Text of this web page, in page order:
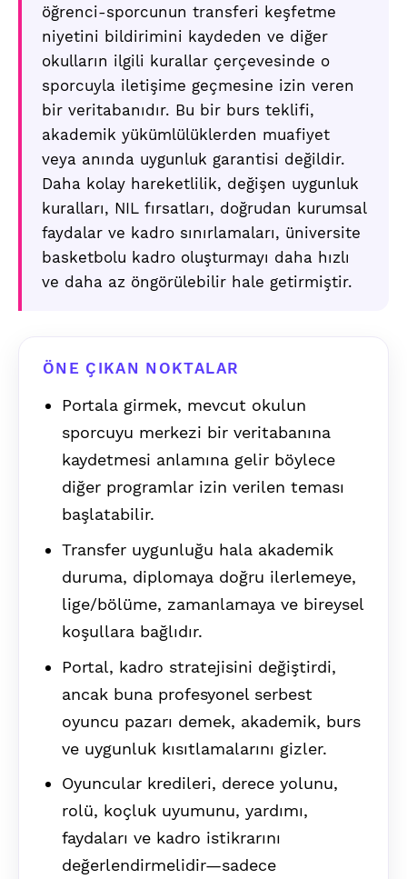
öğrenci-sporcunun transferi keşfetme
niyetini bildirimini kaydeden ve diğer
okulların ilgili kurallar çerçevesinde o
sporcuyla iletişime geçmesine izin veren
bir veritabanıdır. Bu bir burs teklifi,
akademik yükümlülüklerden muafiyet
veya anında uygunluk garantisi değildir.
Daha kolay hareketlilik, değişen uygunluk
kuralları, NIL fırsatları, doğrudan kurumsal
faydalar ve kadro sınırlamaları, üniversite
basketbolu kadro oluşturmayı daha hızlı
ve daha az öngörülebilir hale getirmiştir.
ÖNE ÇIKAN NOKTALAR
Portala girmek, mevcut okulun
sporcuyu merkezi bir veritabanına
kaydetmesi anlamına gelir böylece
diğer programlar izin verilen teması
başlatabilir.
Transfer uygunluğu hala akademik
duruma, diplomaya doğru ilerlemeye,
lige/bölüme, zamanlamaya ve bireysel
koşullara bağlıdır.
Portal, kadro stratejisini değiştirdi,
ancak buna profesyonel serbest
oyuncu pazarı demek, akademik, burs
ve uygunluk kısıtlamalarını gizler.
Oyuncular kredileri, derece yolunu,
rolü, koçluk uyumunu, yardımı,
faydaları ve kadro istikrarını
değerlendirmelidir—sadece